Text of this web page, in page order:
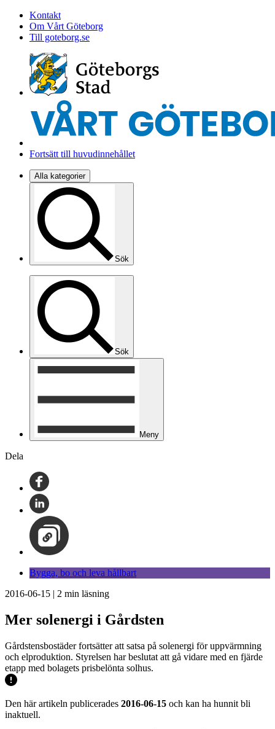
Kontakt
Om Vårt Göteborg
Till goteborg.se
Fortsätt till huvudinnehållet
Alla kategorier
Sök
Sök
Meny
Dela
Bygga, bo och leva hållbart
2016-06-15 | 2 min läsning
Mer solenergi i Gårdsten
Gårdstensbostäder fortsätter att satsa på solenergi för uppvärmning
och elproduktion. Styrelsen har beslutat att gå vidare med en fjärde
etapp med bolagets prisbelönta solhus.
Den här artikeln publicerades 2016-06-15 och kan ha hunnit bli
inaktuell.